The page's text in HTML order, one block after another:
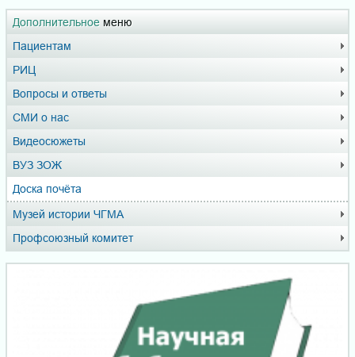
Дополнительное меню
Пациентам
РИЦ
Вопросы и ответы
СМИ о нас
Видеосюжеты
ВУЗ ЗОЖ
Доска почёта
Музей истории ЧГМА
Профсоюзный комитет